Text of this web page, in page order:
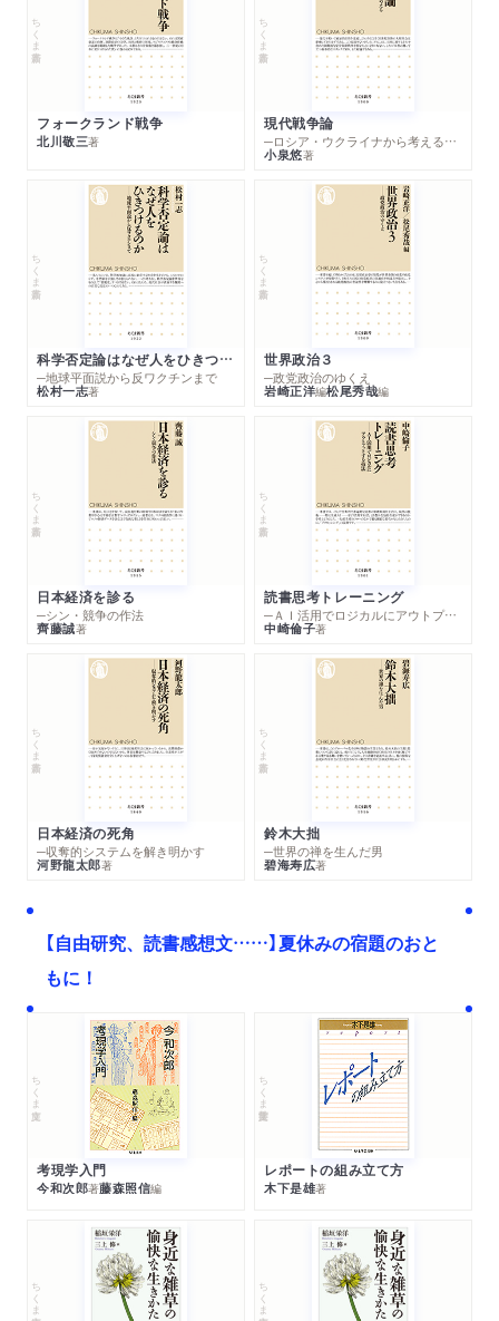
ちくま新書
フォークランド戦争
北川敬三著
ちくま新書
現代戦争論
─ロシア・ウクライナから考える世界の行方
小泉悠著
ちくま新書
科学否定論はなぜ人をひきつけるのか
─地球平面説から反ワクチンまで
松村一志著
ちくま新書
世界政治３
─政党政治のゆくえ
岩崎正洋編松尾秀哉編
ちくま新書
日本経済を診る
─シン・競争の作法
齊藤誠著
ちくま新書
読書思考トレーニング
─ＡＩ活用でロジカルにアウトプットする技法
中崎倫子著
ちくま新書
日本経済の死角
─収奪的システムを解き明かす
河野龍太郎著
ちくま新書
鈴木大拙
─世界の禅を生んだ男
碧海寿広著
【自由研究、読書感想文……】夏休みの宿題のおと
もに！
ちくま文庫
考現学入門
今和次郎著藤森照信編
ちくま学芸文庫
レポートの組み立て方
木下是雄著
ちくま文庫 ちくま文庫